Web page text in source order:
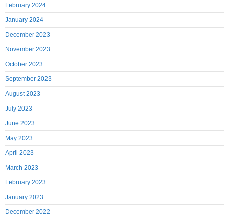
February 2024
January 2024
December 2023
November 2023
October 2023
September 2023
August 2023
July 2023
June 2023
May 2023
April 2023
March 2023
February 2023
January 2023
December 2022